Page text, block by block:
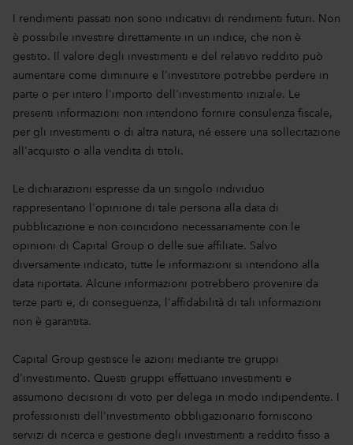
I rendimenti passati non sono indicativi di rendimenti futuri. Non
è possibile investire direttamente in un indice, che non è
gestito. Il valore degli investimenti e del relativo reddito può
aumentare come diminuire e l'investitore potrebbe perdere in
parte o per intero l'importo dell'investimento iniziale. Le
presenti informazioni non intendono fornire consulenza fiscale,
per gli investimenti o di altra natura, né essere una sollecitazione
all'acquisto o alla vendita di titoli.
Le dichiarazioni espresse da un singolo individuo
rappresentano l'opinione di tale persona alla data di
pubblicazione e non coincidono necessariamente con le
opinioni di Capital Group o delle sue affiliate. Salvo
diversamente indicato, tutte le informazioni si intendono alla
data riportata. Alcune informazioni potrebbero provenire da
terze parti e, di conseguenza, l'affidabilità di tali informazioni
non è garantita.
Capital Group gestisce le azioni mediante tre gruppi
d'investimento. Questi gruppi effettuano investimenti e
assumono decisioni di voto per delega in modo indipendente. I
professionisti dell'investimento obbligazionario forniscono
servizi di ricerca e gestione degli investimenti a reddito fisso a